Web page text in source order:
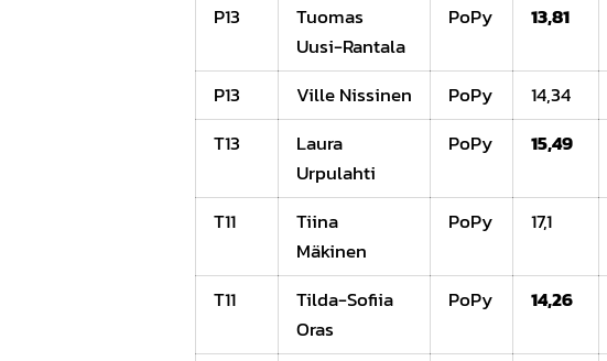
P13
Tuomas
Uusi-Rantala
PoPy 13,81
P13 Ville Nissinen PoPy 14,34
T13
Laura
Urpulahti
PoPy 15,49
T11
Tiina
Mäkinen
PoPy 17,1
T11
Tilda-Sofiia
Oras
PoPy 14,26